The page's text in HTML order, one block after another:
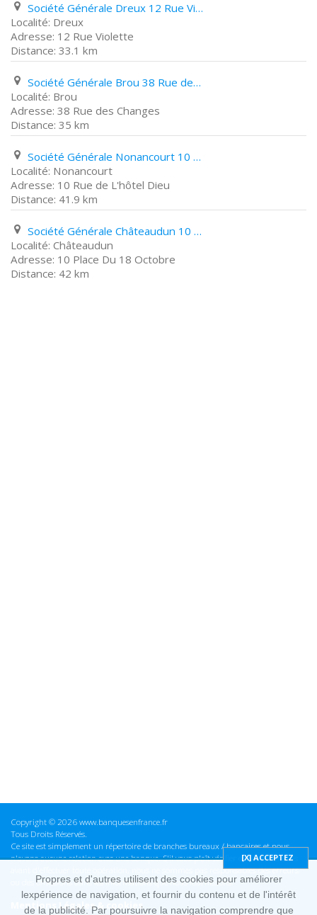
Société Générale Dreux 12 Rue Violette
Dreux
12 Rue Violette
33.1 km
Société Générale Brou 38 Rue des Changes
Brou
38 Rue des Changes
35 km
Société Générale Nonancourt 10 Rue de L'hôtel Dieu
Nonancourt
10 Rue de L'hôtel Dieu
41.9 km
Société Générale Châteaudun 10 Place Du 18 Octobre
Châteaudun
10 Place Du 18 Octobre
42 km
Copyright © 2026 www.banquesenfrance.fr
Tous Droits Réservés.
Ce site est simplement un répertoire de branches bureaux / bancaires et nous
n'avons aucune relation avec une banque. S'il vous plaît vérifier ces informations
avant d'effectuer toute opération, nous ne sommes pas responsables des erreurs
ou des omissions dans les informations que nous fournissons.
Mentions Légales & cookies
Propres et d'autres utilisent des cookies pour améliorer
lexpérience de navigation, et fournir du contenu et de l'intérêt
de la publicité. Par poursuivre la navigation comprendre que